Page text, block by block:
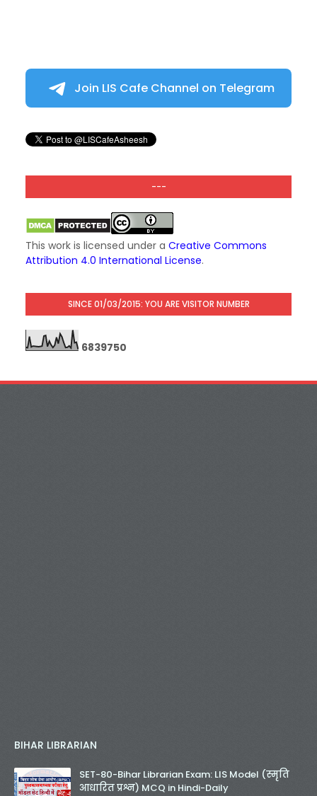
Join LIS Cafe Channel on Telegram
---
This work is licensed under a Creative Commons
Attribution 4.0 International License.
SINCE 01/03/2015: YOU ARE VISITOR NUMBER
6839750
BIHAR LIBRARIAN
SET-80-Bihar Librarian Exam: LIS Model (स्मृति
आधारित प्रश्न) MCQ in Hindi-Daily